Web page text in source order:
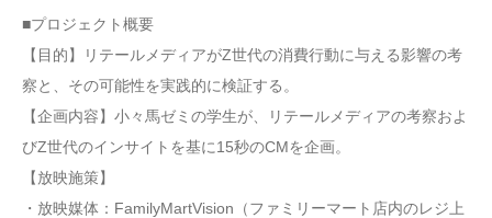
■プロジェクト概要
【目的】リテールメディアがZ世代の消費行動に与える影響の考
察と、その可能性を実践的に検証する。
【企画内容】小々馬ゼミの学生が、リテールメディアの考察およ
びZ世代のインサイトを基に15秒のCMを企画。
【放映施策】
・放映媒体：FamilyMartVision（ファミリーマート店内のレジ上